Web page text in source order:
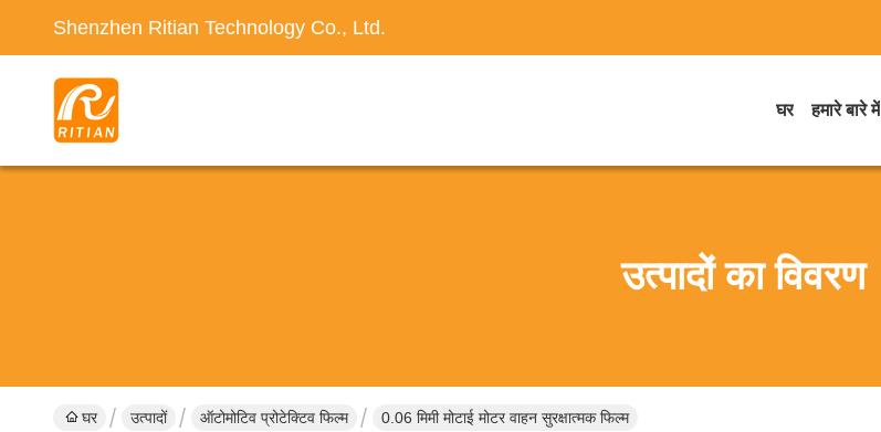
Shenzhen Ritian Technology Co., Ltd.
घर हमारे बारे में
उत्पादों का विवरण
घर उत्पादों ऑटोमोटिव प्रोटेक्टिव फिल्म 0.06 मिमी मोटाई मोटर वाहन सुरक्षात्मक फिल्म